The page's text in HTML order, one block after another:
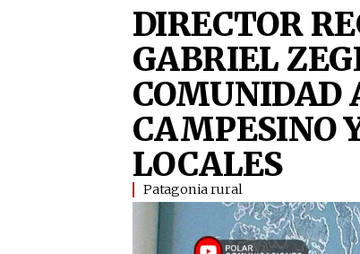
DIRECTOR
GABRIEL
COMUNIDAD
CAMPESINO
LOCALES
Patagonia rural